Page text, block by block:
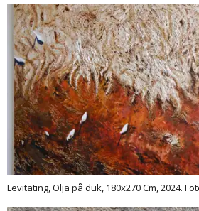
Levitating, Olja på duk, 180x270 Cm, 2024.